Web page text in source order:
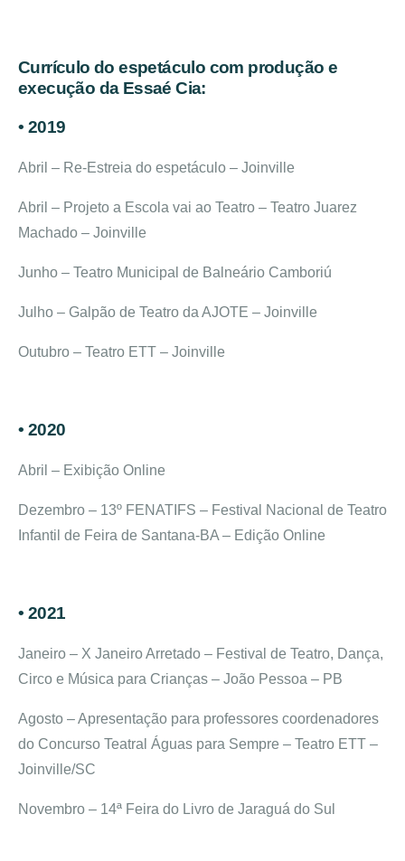
Currículo do espetáculo com produção e
execução da Essaé Cia:
• 2019
Abril – Re-Estreia do espetáculo – Joinville
Abril – Projeto a Escola vai ao Teatro – Teatro Juarez
Machado – Joinville
Junho – Teatro Municipal de Balneário Camboriú
Julho – Galpão de Teatro da AJOTE – Joinville
Outubro – Teatro ETT – Joinville
• 2020
Abril – Exibição Online
Dezembro – 13º FENATIFS – Festival Nacional de Teatro
Infantil de Feira de Santana-BA – Edição Online
• 2021
Janeiro – X Janeiro Arretado – Festival de Teatro, Dança,
Circo e Música para Crianças – João Pessoa – PB
Agosto – Apresentação para professores coordenadores
do Concurso Teatral Águas para Sempre – Teatro ETT –
Joinville/SC
Novembro – 14ª Feira do Livro de Jaraguá do Sul